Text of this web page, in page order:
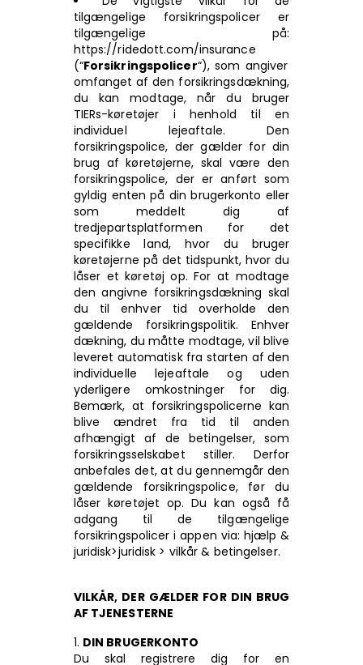
tilgængelige forsikringspolicer er
tilgængelige på:
https://ridedott.com/insurance
(“Forsikringspolicer“), som angiver
omfanget af den forsikringsdækning,
du kan modtage, når du bruger
TIERs-køretøjer i henhold til en
individuel lejeaftale. Den
forsikringspolice, der gælder for din
brug af køretøjerne, skal være den
forsikringspolice, der er anført som
gyldig enten på din brugerkonto eller
som meddelt dig af
tredjepartsplatformen for det
specifikke land, hvor du bruger
køretøjerne på det tidspunkt, hvor du
låser et køretøj op. For at modtage
den angivne forsikringsdækning skal
du til enhver tid overholde den
gældende forsikringspolitik. Enhver
dækning, du måtte modtage, vil blive
leveret automatisk fra starten af den
individuelle lejeaftale og uden
yderligere omkostninger for dig.
Bemærk, at forsikringspolicerne kan
blive ændret fra tid til anden
afhængigt af de betingelser, som
forsikringsselskabet stiller. Derfor
anbefales det, at du gennemgår den
gældende forsikringspolice, før du
låser køretøjet op. Du kan også få
adgang til de tilgængelige
forsikringspolicer i appen via: hjælp &
juridisk>juridisk > vilkår & betingelser.
VILKÅR, DER GÆLDER FOR DIN BRUG
AF TJENESTERNE
DIN BRUGERKONTO
Du skal registrere dig for en